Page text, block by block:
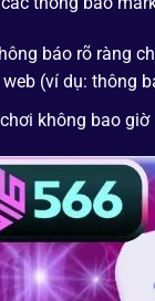
báo rõ ràng
(ví dụ: thông
không bao